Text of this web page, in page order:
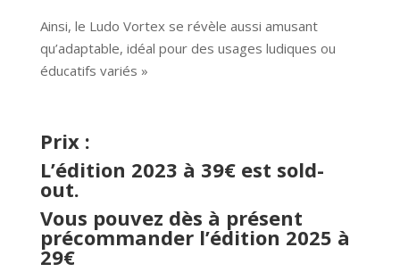
Ainsi, le Ludo Vortex se révèle aussi amusant
qu’adaptable, idéal pour des usages ludiques ou
éducatifs variés »
Prix :
L’édition 2023 à 39€ est sold-
out.
Vous pouvez dès à présent
précommander l’édition 2025 à
29€